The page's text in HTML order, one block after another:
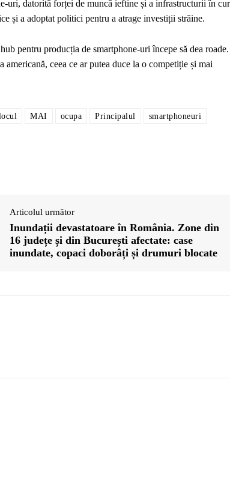
uri, datorită forței de muncă ieftine și a infrastructurii în
și a adoptat politici pentru a atrage investiții străine.
pentru producția de smartphone-uri începe să dea roade.
americană, ceea ce ar putea duce la o competiție și mai
MAI ocupa Principalul
smartphoneuri
Articolul următor
Inundații devastatoare în România. Zone din
16 județe și din București afectate: case
inundate, copaci doborâți și drumuri blocate